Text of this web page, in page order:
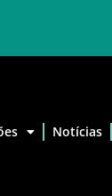
Notícias